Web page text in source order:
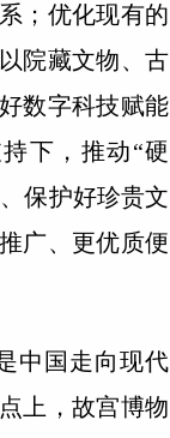
；优化现有的
院藏文物、古
数字科技赋能
下，推动“硬
保护好珍贵文
广、更优质便
中国走向现代
上，故宫博物